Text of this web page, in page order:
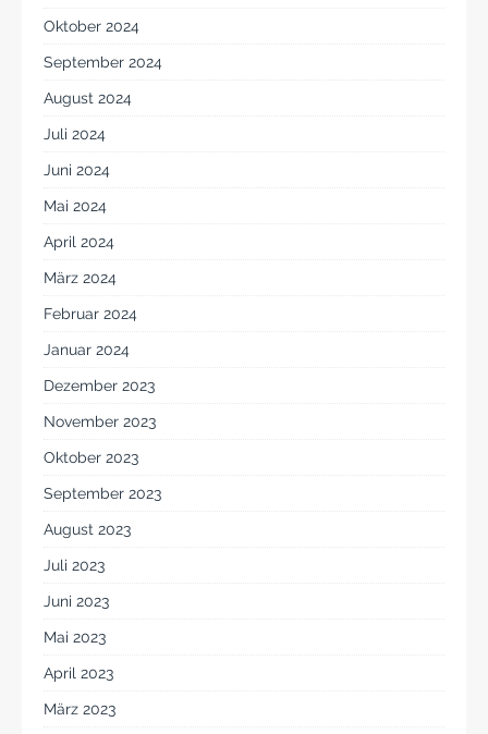
Oktober 2024
September 2024
August 2024
Juli 2024
Juni 2024
Mai 2024
April 2024
März 2024
Februar 2024
Januar 2024
Dezember 2023
November 2023
Oktober 2023
September 2023
August 2023
Juli 2023
Juni 2023
Mai 2023
April 2023
März 2023